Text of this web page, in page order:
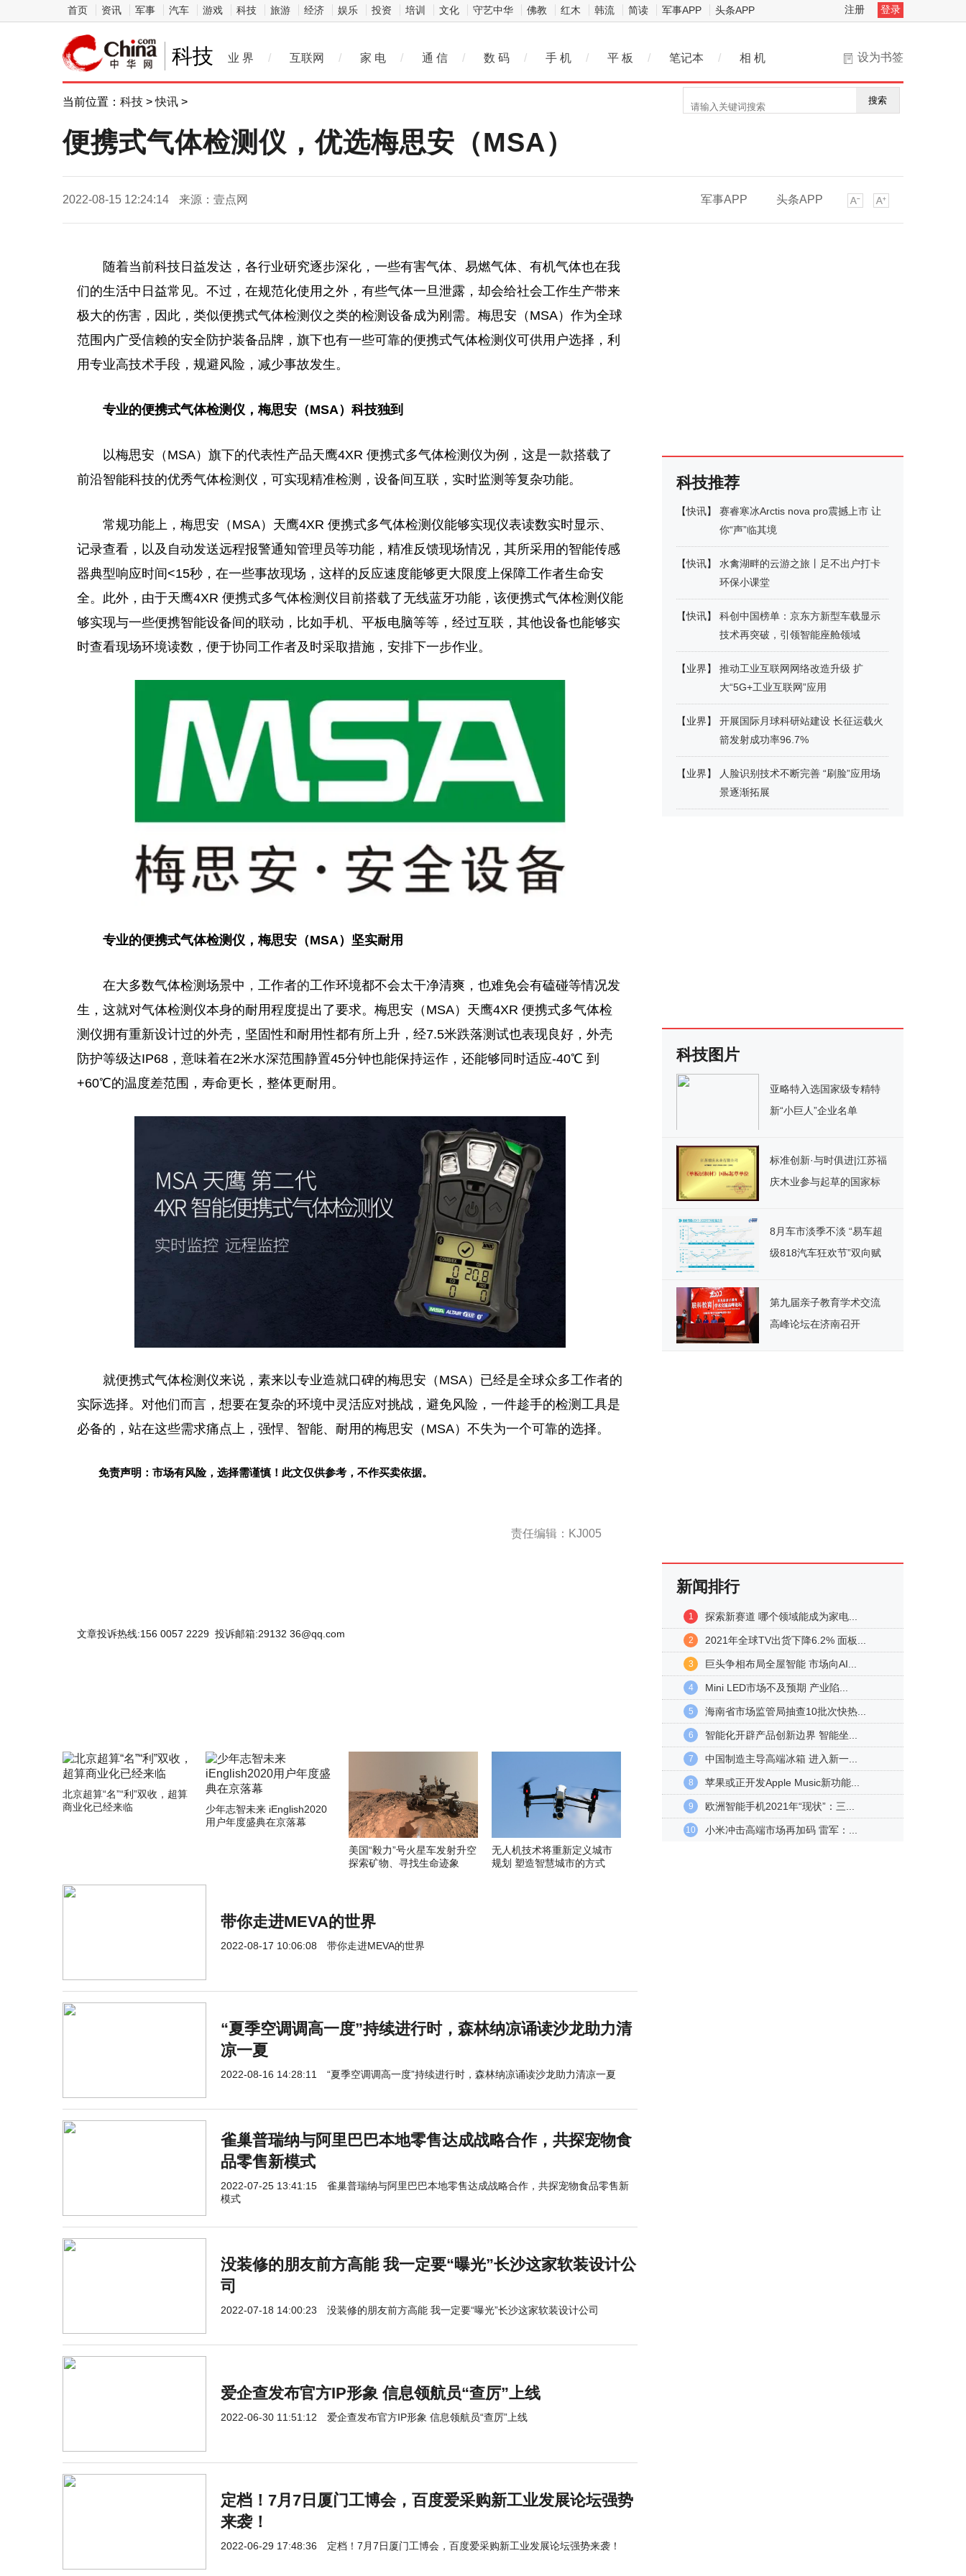
首页 资讯 军事 汽车 游戏 科技 旅游 经济 娱乐 投资 培训 文化 守艺中华 佛教 红木 韩流 简读 军事APP 头条APP 注册 登录
科技 设为书签
业 界 / 互联网 / 家 电 / 通 信 / 数 码 / 手 机 / 平 板 / 笔记本 / 相 机
当前位置： 科技 >快讯 > 搜索
便携式气体检测仪，优选梅思安（MSA）
2022-08-15 12:24:14 来源：壹点网 军事APP 头条APP
随着当前科技日益发达，各行业研究逐步深化，一些有害气体、易燃气体、有机气体也在我
们的生活中日益常见。不过，在规范化使用之外，有些气体一旦泄露，却会给社会工作生产带来
极大的伤害，因此，类似便携式气体检测仪之类的检测设备成为刚需。梅思安（MSA）作为全球
范围内广受信赖的安全防护装备品牌，旗下也有一些可靠的便携式气体检测仪可供用户选择，利
用专业高技术手段，规避风险，减少事故发生。
专业的便携式气体检测仪，梅思安（MSA）科技独到
以梅思安（MSA）旗下的代表性产品天鹰4XR 便携式多气体检测仪为例，这是一款搭载了
前沿智能科技的优秀气体检测仪，可实现精准检测，设备间互联，实时监测等复杂功能。
常规功能上，梅思安（MSA）天鹰4XR 便携式多气体检测仪能够实现仪表读数实时显示、
记录查看，以及自动发送远程报警通知管理员等功能，精准反馈现场情况，其所采用的智能传感
器典型响应时间<15秒，在一些事故现场，这样的反应速度能够更大限度上保障工作者生命安
全。此外，由于天鹰4XR 便携式多气体检测仪目前搭载了无线蓝牙功能，该便携式气体检测仪能
够实现与一些便携智能设备间的联动，比如手机、平板电脑等等，经过互联，其他设备也能够实
时查看现场环境读数，便于协同工作者及时采取措施，安排下一步作业。
专业的便携式气体检测仪，梅思安（MSA）坚实耐用
在大多数气体检测场景中 ， 工作者的工作环境都不会太干净清爽，也难免会有磕碰等情况发
生，这就对气体检测仪本身的耐用程度提出了要求。梅思安（MSA）天鹰4XR 便携式多气体检
测仪拥有重新设计过的外壳，坚固性和耐用性都有所上升，经7.5米跌落测试也表现良好，外壳
防护等级达IP68，意味着在2米水深范围静置45分钟也能保持运作，还能够同时适应-40℃ 到
+60℃的温度差范围，寿命更长，整体更耐用。
就便携式气体检测仪来说，素来以专业造就口碑的梅思安（MSA）已经是全球众多工作者的
实际选择。对他们而言，想要在复杂的环境中灵活应对挑战，避免风险，一件趁手的检测工具是
必备的，站在这些需求痛点上，强悍、智能、耐用的梅思安（MSA）不失为一个可靠的选择。
免责声明：市场有风险，选择需谨慎！此文仅供参考，不作买卖依据。
责任编辑：KJ005
文章投诉热线:156 0057 2229 投诉邮箱:29132 36@qq.com
北京超算“名”“利”双收，超算
商业化已经来临
少年志智未来 iEnglish2020
用户年度盛典在京落幕
美国“毅力”号火星车发射升空
探索矿物、寻找生命迹象
无人机技术将重新定义城市
规划 塑造智慧城市的方式
带你走进MEVA的世界
2022-08-17 10:06:08 带你走进MEVA的世界
“夏季空调调高一度”持续进行时，森林纳凉诵读沙龙助力清
凉一夏
2022-08-16 14:28:11 “夏季空调调高一度”持续进行时，森林纳凉诵读沙龙助力清凉一夏
雀巢普瑞纳与阿里巴巴本地零售达成战略合作，共探宠物食
品零售新模式
2022-07-25 13:41:15
雀巢普瑞纳与阿里巴巴本地零售达成战略合作，共探宠物食品零售新
模式
没装修的朋友前方高能 我一定要“曝光”长沙这家软装设计公
司
2022-07-18 14:00:23 没装修的朋友前方高能 我一定要“曝光”长沙这家软装设计公司
爱企查发布官方IP形象 信息领航员“查厉”上线
2022-06-30 11:51:12 爱企查发布官方IP形象 信息领航员“查厉”上线
定档！7月7日厦门工博会，百度爱采购新工业发展论坛强势
来袭！
2022-06-29 17:48:36 定档！7月7日厦门工博会，百度爱采购新工业发展论坛强势来袭！
科技推荐
【快讯】
赛睿寒冰Arctis nova pro震撼上市 让
你“声”临其境
【快讯】
水禽湖畔的云游之旅丨足不出户打卡
环保小课堂
【快讯】
科创中国榜单：京东方新型车载显示
技术再突破，引领智能座舱领域
【业界】
推动工业互联网网络改造升级 扩
大“5G+工业互联网”应用
【业界】
开展国际月球科研站建设 长征运载火
箭发射成功率96.7%
【业界】
人脸识别技术不断完善 “刷脸”应用场
景逐渐拓展
科技图片
亚略特入选国家级专精特
新“小巨人”企业名单
标准创新·与时俱进|江苏福
庆木业参与起草的国家标
施！
8月车市淡季不淡 “易车超
级818汽车狂欢节”双向赋
第九届亲子教育学术交流
高峰论坛在济南召开
新闻排行
1 探索新赛道 哪个领域能成为家电...
2 2021年全球TV出货下降6.2% 面板...
3 巨头争相布局全屋智能 市场向AI...
4 Mini LED市场不及预期 产业陷...
5 海南省市场监管局抽查10批次快热...
6 智能化开辟产品创新边界 智能坐...
7 中国制造主导高端冰箱 进入新一...
8 苹果或正开发Apple Music新功能...
9 欧洲智能手机2021年“现状”：三...
10 小米冲击高端市场再加码 雷军：...